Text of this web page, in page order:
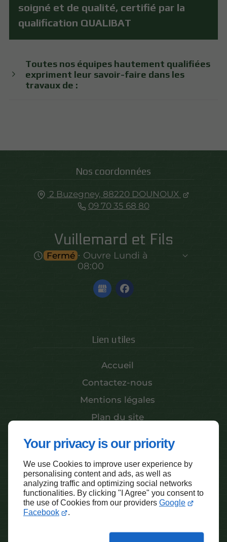
Your privacy is our priority
We use Cookies to improve user experience by
personalising content and ads, as well as
analyzing traffic and optimizing social networks
functionalities. By clicking "I Agree" you consent to
the use of Cookies from our providers Google
Facebook
.
soigné et de qualité, certifié par la
qualification QUALIBAT
Toutes nos équipes hautement qualifiées
expriment leur savoir-faire dans les
travaux de :
Nos coordonnées
2 Buzegney, 88220 DOUNOUX
09 70 35 68 80
Fermé ⋅ Ouvre Lundi à
08:00
Lien utiles
Accueil
Contactez-nous
Mentions légales
Plan du site
Haut de page